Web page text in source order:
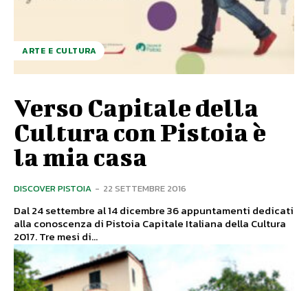
ARTE E CULTURA
Verso Capitale della
Cultura con Pistoia è
la mia casa
DISCOVER PISTOIA - 22 SETTEMBRE 2016
Dal 24 settembre al 14 dicembre 36 appuntamenti dedicati
alla conoscenza di Pistoia Capitale Italiana della Cultura
2017. Tre mesi di...